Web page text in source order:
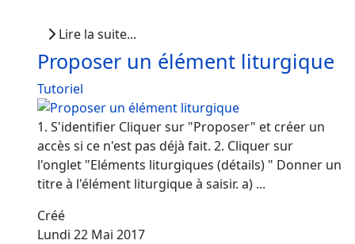
Lire la suite...
Proposer un élément liturgique
Tutoriel
1. S'identifier Cliquer sur "Proposer" et créer un
accès si ce n'est pas déjà fait. 2. Cliquer sur
l'onglet "Eléments liturgiques (détails) " Donner un
titre à l'élément liturgique à saisir. a) ...
Créé
Lundi 22 Mai 2017